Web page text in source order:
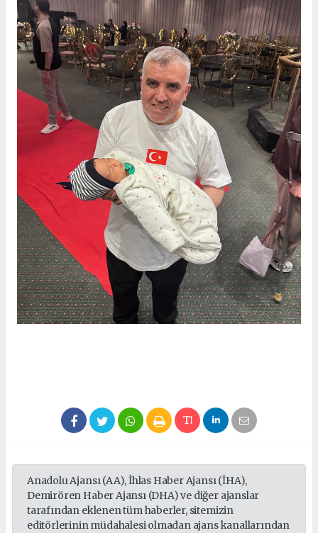
Anadolu Ajansı (AA), İhlas Haber Ajansı (İHA),
Demirören Haber Ajansı (DHA) ve diğer ajanslar
tarafından eklenen tüm haberler, sitemizin
editörlerinin müdahalesi olmadan ajans kanallarından